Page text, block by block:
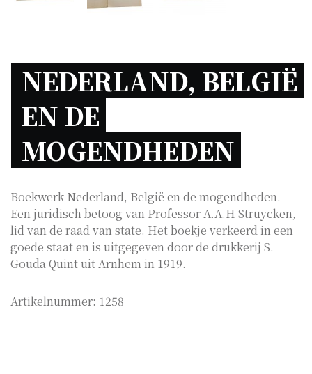
NEDERLAND, BELGIË
EN DE
MOGENDHEDEN
Boekwerk Nederland, België en de mogendheden.
Een juridisch betoog van Professor A.A.H Struycken,
lid van de raad van state. Het boekje verkeerd in een
goede staat en is uitgegeven door de drukkerij S.
Gouda Quint uit Arnhem in 1919.
Artikelnummer: 1258